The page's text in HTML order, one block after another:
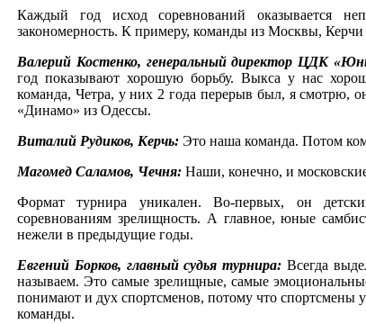
Каждый год исход соревнований оказывается
закономерность. К примеру, команды из Москвы,
Валерий Костенко, генеральный директор ЦДК
год показывают хорошую борьбу. Выкса у нас
команда, Четра, у них 2 года перерыв был, я смотрю,
«Динамо» из Одессы.
Виталий Рудиков, Керчь: Это наша команда. Потом
Магомед Саламов, Чечня: Наши, конечно, и
Формат турнира уникален. Во-первых, он
соревнованиям зрелищность. А главное, юные
нежели в предыдущие годы.
Евгений Борков, главный судья турнира: Всегда
называем. Это самые зрелищные, самые
понимают и дух спортсменов, потому что спортсмены
команды.